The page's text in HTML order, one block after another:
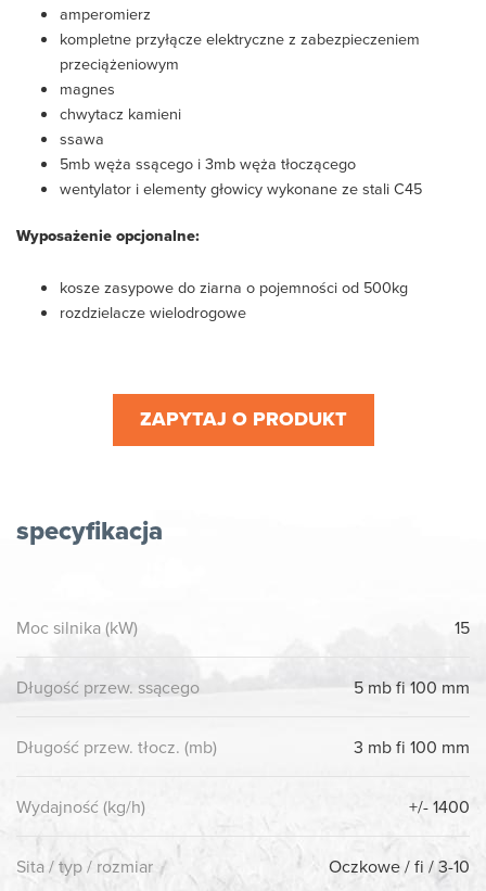
amperomierz
kompletne przyłącze elektryczne z zabezpieczeniem
przeciążeniowym
magnes
chwytacz kamieni
ssawa
5mb węża ssącego i 3mb węża tłoczącego
wentylator i elementy głowicy wykonane ze stali C45
Wyposażenie opcjonalne:
kosze zasypowe do ziarna o pojemności od 500kg
rozdzielacze wielodrogowe
ZAPYTAJ O PRODUKT
specyfikacja
Moc silnika (kW) 15
Długość przew. ssącego 5 mb fi 100 mm
Długość przew. tłocz. (mb) 3 mb fi 100 mm
Wydajność (kg/h) +/- 1400
Sita / typ / rozmiar Oczkowe / fi / 3-10